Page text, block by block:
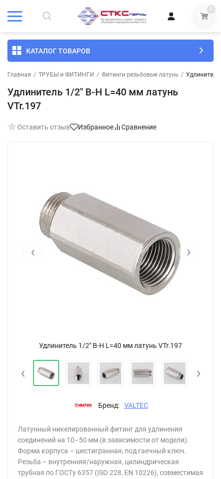
0
КАТАЛОГ ТОВАРОВ
Главная / ТРУБЫ и ФИТИНГИ / Фитинги резьбовые латунь /
Удлинитель 1/2" В-Н L=40 мм латунь
VTr.197
Оставить отзыв Избранное Сравнение
Удлинитель 1/2" В-Н L=40 мм латунь VTr.197
‹ ›
‹ ›
Бренд: VALTEC
Латунный никелированный фитинг для удлинения
соединений на 10–50 мм (в зависимости от модели).
Форма корпуса – шестигранная, под гаечный ключ.
Резьба – внутренняя/наружная, цилиндрическая
трубная по ГОСТу 6357 (ISO 228, EN 10226), совместимая